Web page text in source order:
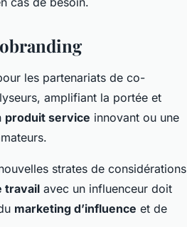
les partenariats de co-
amplifiant la portée et
produit service innovant ou une
strates de considérations
travail avec un influenceur doit
marketing d’influence et de